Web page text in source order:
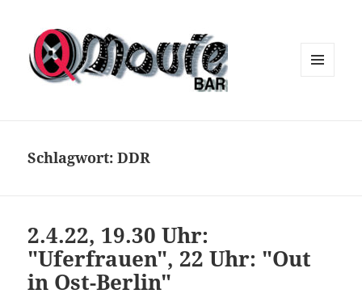
Schlagwort:DDR
2.4.22, 19.30 Uhr:
"Uferfrauen", 22 Uhr: "Out
in Ost-Berlin"